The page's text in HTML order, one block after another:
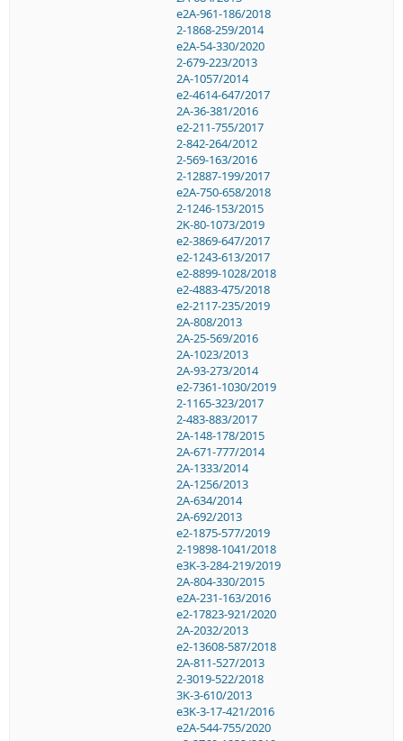
e2A-961-186/2018
2-1868-259/2014
e2A-54-330/2020
2-679-223/2013
2A-1057/2014
e2-4614-647/2017
2A-36-381/2016
e2-211-755/2017
2-842-264/2012
2-569-163/2016
2-12887-199/2017
e2A-750-658/2018
2-1246-153/2015
2K-80-1073/2019
e2-3869-647/2017
e2-1243-613/2017
e2-8899-1028/2018
e2-4883-475/2018
e2-2117-235/2019
2A-808/2013
2A-25-569/2016
2A-1023/2013
2A-93-273/2014
e2-7361-1030/2019
2-1165-323/2017
2-483-883/2017
2A-148-178/2015
2A-671-777/2014
2A-1333/2014
2A-1256/2013
2A-634/2014
2A-692/2013
e2-1875-577/2019
2-19898-1041/2018
e3K-3-284-219/2019
2A-804-330/2015
e2A-231-163/2016
e2-17823-921/2020
2A-2032/2013
e2-13608-587/2018
2A-811-527/2013
2-3019-522/2018
3K-3-610/2013
e3K-3-17-421/2016
e2A-544-755/2020